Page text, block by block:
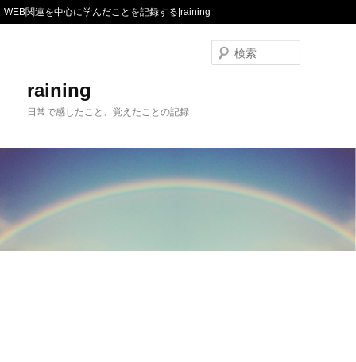
WEB関連を中心に学んだことを記録する|raining
raining
日常で感じたこと、覚えたことの記録